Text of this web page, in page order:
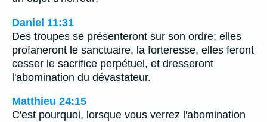
Daniel 11:31
Des troupes se présenteront sur son ordre; elles
profaneront le sanctuaire, la forteresse, elles feront
cesser le sacrifice perpétuel, et dresseront
l'abomination du dévastateur.
Matthieu 24:15
C'est pourquoi, lorsque vous verrez l'abomination